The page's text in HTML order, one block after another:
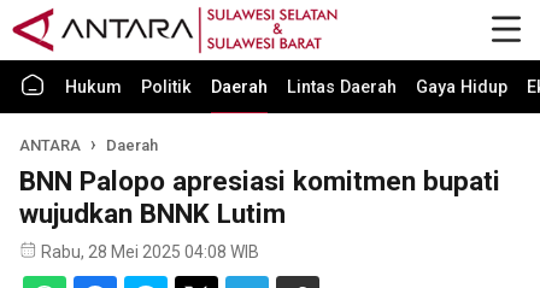
Hukum Politik Daerah Lintas Daerah Gaya Hidup
ANTARA Daerah
BNN Palopo apresiasi komitmen bupati
wujudkan BNNK Lutim
Rabu, 28 Mei 2025 04:08 WIB